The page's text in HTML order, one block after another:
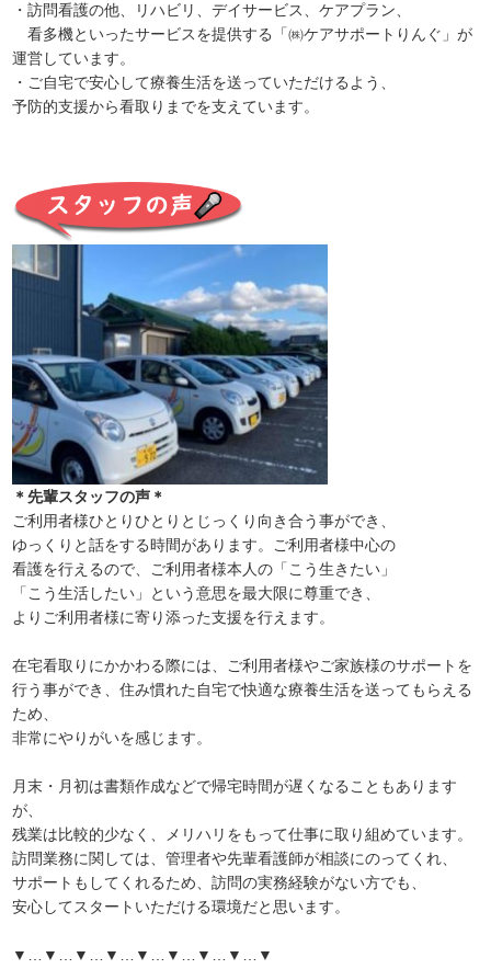
・訪問看護の他、リハビリ、デイサービス、ケアプラン、
看多機といったサービスを提供する「㈱ケアサポートりんぐ」が
運営しています。
・ご自宅で安心して療養生活を送っていただけるよう、
予防的支援から看取りまでを支えています。
＊先輩スタッフの声＊
ご利用者様ひとりひとりとじっくり向き合う事ができ、
ゆっくりと話をする時間があります。ご利用者様中心の
看護を行えるので、ご利用者様本人の「こう生きたい」
「こう生活したい」という意思を最大限に尊重でき、
よりご利用者様に寄り添った支援を行えます。
在宅看取りにかかわる際には、ご利用者様やご家族様のサポートを
行う事ができ、住み慣れた自宅で快適な療養生活を送ってもらえる
ため、
非常にやりがいを感じます。
月末・月初は書類作成などで帰宅時間が遅くなることもあります
が、
残業は比較的少なく、メリハリをもって仕事に取り組めています。
訪問業務に関しては、管理者や先輩看護師が相談にのってくれ、
サポートもしてくれるため、訪問の実務経験がない方でも、
安心してスタートいただける環境だと思います。
▼…▼…▼…▼…▼…▼…▼…▼…▼